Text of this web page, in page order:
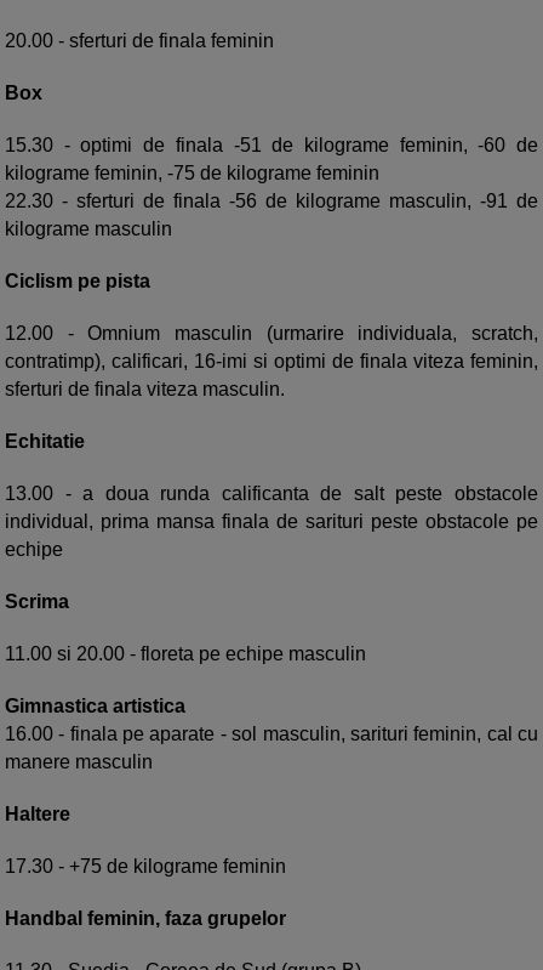
20.00 - sferturi de finala feminin
Box
15.30 - optimi de finala -51 de kilograme feminin, -60 de
kilograme feminin, -75 de kilograme feminin
22.30 - sferturi de finala -56 de kilograme masculin, -91 de
kilograme masculin
Ciclism pe pista
12.00 - Omnium masculin (urmarire individuala, scratch,
contratimp), calificari, 16-imi si optimi de finala viteza feminin,
sferturi de finala viteza masculin.
Echitatie
13.00 - a doua runda calificanta de salt peste obstacole
individual, prima mansa finala de sarituri peste obstacole pe
echipe
Scrima
11.00 si 20.00 - floreta pe echipe masculin
Gimnastica artistica
16.00 - finala pe aparate - sol masculin, sarituri feminin, cal cu
manere masculin
Haltere
17.30 - +75 de kilograme feminin
Handbal feminin, faza grupelor